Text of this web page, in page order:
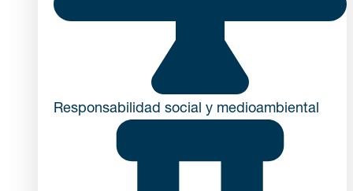
Responsabilidad social y medioambiental